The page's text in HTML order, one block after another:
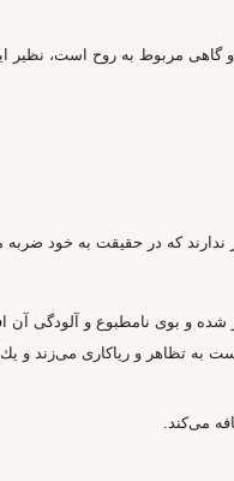
بيماران مى‌باشد. و گاهى مربوط به
شده و بوى نامطبوع و آلودگى آن
به تظاهر و رياكارى مى‌زند و يك
مى‌كند.